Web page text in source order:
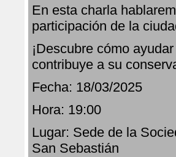
En esta charla
participación de la
¡Descubre cómo
contribuye a su
Fecha: 18/03/2025
Hora: 19:00
Lugar: Sede de la
San Sebastián